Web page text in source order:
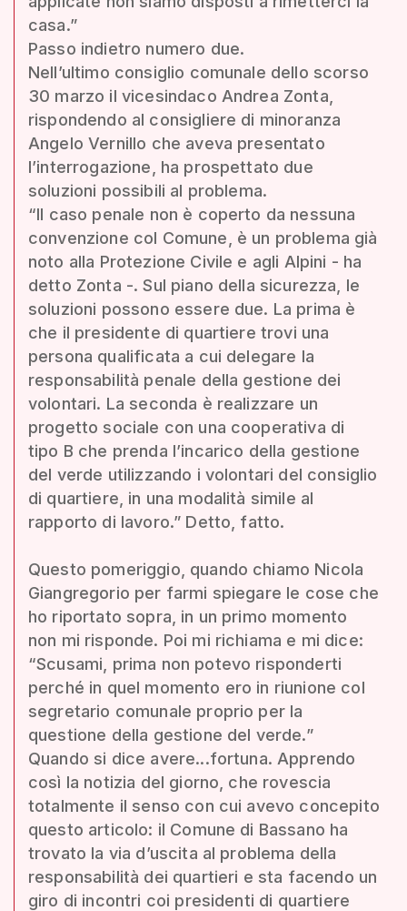
casa.”
Passo indietro numero due.
Nell’ultimo consiglio comunale dello scorso
30 marzo il vicesindaco Andrea Zonta,
rispondendo al consigliere di minoranza
Angelo Vernillo che aveva presentato
l’interrogazione, ha prospettato due
soluzioni possibili al problema.
“Il caso penale non è coperto da nessuna
convenzione col Comune, è un problema già
noto alla Protezione Civile e agli Alpini - ha
detto Zonta -. Sul piano della sicurezza, le
soluzioni possono essere due. La prima è
che il presidente di quartiere trovi una
persona qualificata a cui delegare la
responsabilità penale della gestione dei
volontari. La seconda è realizzare un
progetto sociale con una cooperativa di
tipo B che prenda l’incarico della gestione
del verde utilizzando i volontari del consiglio
di quartiere, in una modalità simile al
rapporto di lavoro.” Detto, fatto.
Questo pomeriggio, quando chiamo Nicola
Giangregorio per farmi spiegare le cose che
ho riportato sopra, in un primo momento
non mi risponde. Poi mi richiama e mi dice:
“Scusami, prima non potevo risponderti
perché in quel momento ero in riunione col
segretario comunale proprio per la
questione della gestione del verde.”
Quando si dice avere...fortuna. Apprendo
così la notizia del giorno, che rovescia
totalmente il senso con cui avevo concepito
questo articolo: il Comune di Bassano ha
trovato la via d’uscita al problema della
responsabilità dei quartieri e sta facendo un
giro di incontri coi presidenti di quartiere